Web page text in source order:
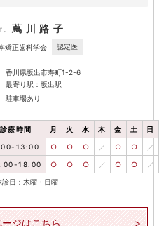
蔦川路子
矯正歯科学会 認定医
香川県坂出市寿町1-2-6
最寄り駅：坂出駅
駐車場あり
診療時間 月 火 水 木 金 土 日
13:00 ○ ○ ○ ／ ○ ○ ／
18:00 ○ ○ ○ ／ ○ ○ ／
診日：木曜・日曜
ジはこちら